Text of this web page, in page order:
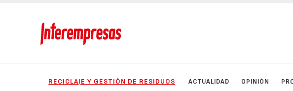
RECICLAJE Y GESTIÓN DE RESIDUOS ACTUALIDAD OPINIÓN